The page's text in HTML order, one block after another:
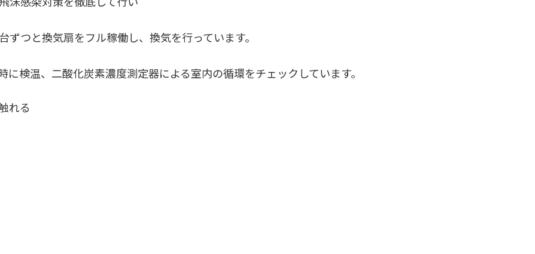
つと換気扇をフル稼働し、換気を行っています。
に検温、二酸化炭素濃度測定器による室内の循環をチェックしています。
れる